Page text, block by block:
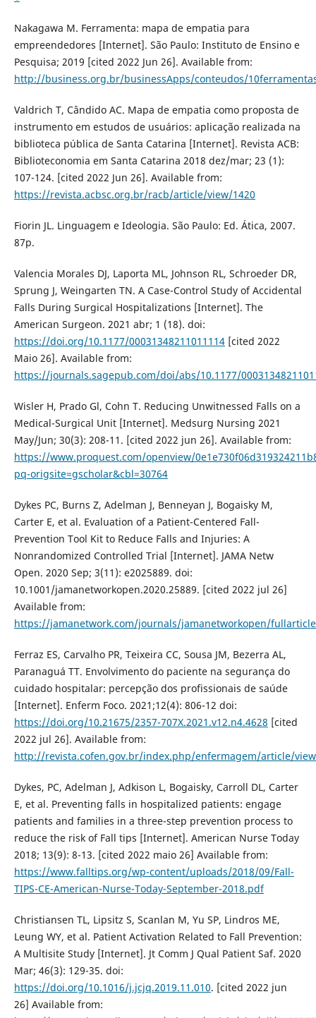
Nakagawa M. Ferramenta: mapa de empatia para
empreendedores [Internet]. São Paulo: Instituto de Ensino e
Pesquisa; 2019 [cited 2022 Jun 26]. Available from:
http://business.org.br/businessApps/conteudos/
Valdrich T, Cândido AC. Mapa de empatia como proposta de
instrumento em estudos de usuários: aplicação realizada na
biblioteca pública de Santa Catarina [Internet]. Revista ACB:
Biblioteconomia em Santa Catarina 2018 dez/mar; 23 (1):
107-124. [cited 2022 Jun 26]. Available from:
https://revista.acbsc.org.br/racb/article/view/1420
Fiorin JL. Linguagem e Ideologia. São Paulo: Ed. Ática, 2007.
87p.
Valencia Morales DJ, Laporta ML, Johnson RL, Schroeder DR,
Sprung J, Weingarten TN. A Case-Control Study of Accidental
Falls During Surgical Hospitalizations [Internet]. The
American Surgeon. 2021 abr; 1 (18). doi:
https://doi.org/10.1177/00031348211011114[cited 2022
Maio 26]. Available from:
https://journals.sagepub.com/doi/abs/10.1177/
Wisler H, Prado Gl, Cohn T. Reducing Unwitnessed Falls on a
Medical-Surgical Unit [Internet]. Medsurg Nursing 2021
May/Jun; 30(3): 208-11. [cited 2022 jun 26]. Available from:
https://www.proquest.com/openview/
pq-origsite=gscholar&cbl=30764
Dykes PC, Burns Z, Adelman J, Benneyan J, Bogaisky M,
Carter E, et al. Evaluation of a Patient-Centered Fall-
Prevention Tool Kit to Reduce Falls and Injuries: A
Nonrandomized Controlled Trial [Internet]. JAMA Netw
Open. 2020 Sep; 3(11): e2025889. doi:
10.1001/jamanetworkopen.2020.25889. [cited 2022 jul 26]
Available from:
https://jamanetwork.com/journals/jamanetworkopen/
Ferraz ES, Carvalho PR, Teixeira CC, Sousa JM, Bezerra AL,
Paranaguá TT. Envolvimento do paciente na segurança do
cuidado hospitalar: percepção dos profissionais de saúde
[Internet]. Enferm Foco. 2021;12(4): 806-12 doi:
https://doi.org/10.21675/2357-707X.2021.v12.n4.4628 [cited
2022 jul 26]. Available from:
http://revista.cofen.gov.br/index.php/enfermagem/article/
Dykes, PC, Adelman J, Adkison L, Bogaisky, Carroll DL, Carter
E, et al. Preventing falls in hospitalized patients: engage
patients and families in a three-step prevention process to
reduce the risk of Fall tips [Internet]. American Nurse Today
2018; 13(9): 8-13. [cited 2022 maio 26] Available from:
https://www.falltips.org/wp-content/uploads/2018/09/Fall-
TIPS-CE-American-Nurse-Today-September-2018.pdf
Christiansen TL, Lipsitz S, Scanlan M, Yu SP, Lindros ME,
Leung WY, et al. Patient Activation Related to Fall Prevention:
A Multisite Study [Internet]. Jt Comm J Qual Patient Saf. 2020
Mar; 46(3): 129-35. doi:
https://doi.org/10.1016/j.jcjq.2019.11.010. [cited 2022 jun
26] Available from: